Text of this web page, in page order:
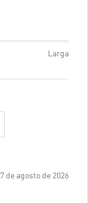
Larga
7 de agosto de 2026